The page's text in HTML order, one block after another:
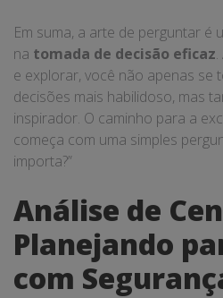
Em suma, a arte de perguntar
na tomada de decisão eficaz
e explorar, você não apenas se
decisões mais habilidoso, mas
inspirador. O caminho para a
começa com uma simples
importa?”
Análise de
Planejando
com